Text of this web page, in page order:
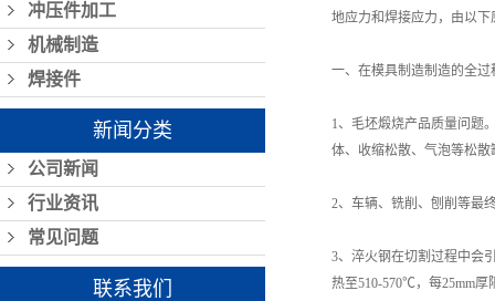
冲压件加工
机械制造
焊接件
新闻分类
公司新闻
行业资讯
常见问题
联系我们
地应力和焊接应力，由以下
一、在模具制造制造的全过
1、毛坯煅烧产品质量问题
体、收缩松散、气泡等松
2、车辆、铣削、刨削等最
3、淬火钢在切割过程中会
热至510-570℃，每25mm